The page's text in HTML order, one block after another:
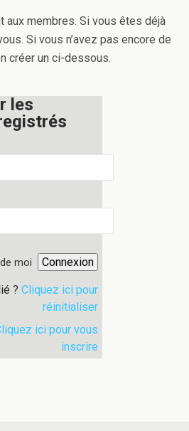
aux membres. Si vous êtes déjà
Si vous n’avez pas encore de
créer un ci-dessous.
les
moi
? Cliquez ici pour
réinitialiser
ici pour vous
inscrire